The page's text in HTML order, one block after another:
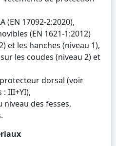
(EN 17092-2:2020),
(EN 1621-1:2012)
et les hanches (niveau 1),
les coudes (niveau 2) et
dorsal (voir
III+YI),
des fesses,